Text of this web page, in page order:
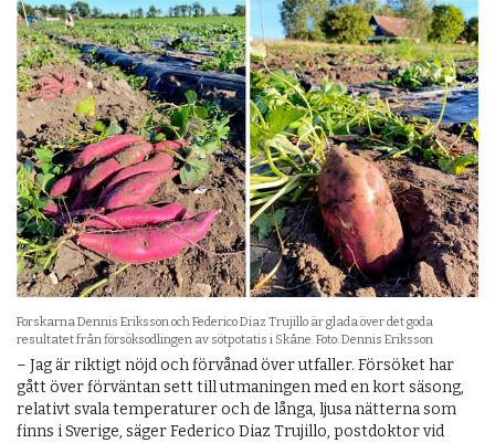
ANNONSERA
PRENUMERERA
OM OSS
Forskarna Dennis Eriksson och Federico Diaz Trujillo är glada över det goda
resultatet från försöksodlingen av sötpotatis i Skåne. Foto: Dennis Eriksson
– Jag är riktigt nöjd och förvånad över utfaller. Försöket har
gått över förväntan sett till utmaningen med en kort säsong,
relativt svala temperaturer och de långa, ljusa nätterna som
finns i Sverige, säger Federico Diaz Trujillo, postdoktor vid